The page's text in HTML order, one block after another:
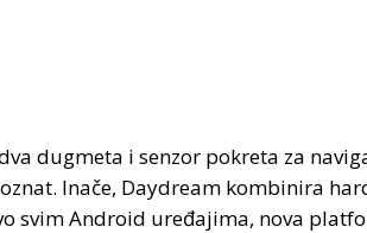
dugmeta i senzor pokreta za
Inače, Daydream kombinira
svim Android uređajima, nova